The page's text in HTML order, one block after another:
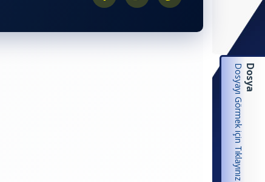
Dosya
Dosyayı Görmek için Tıklayınız